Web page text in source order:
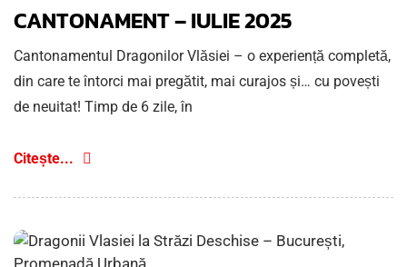
CANTONAMENT – IULIE 2025
Cantonamentul Dragonilor Vlăsiei – o experiență completă,
din care te întorci mai pregătit, mai curajos și… cu povești
de neuitat! Timp de 6 zile, în
Citește...